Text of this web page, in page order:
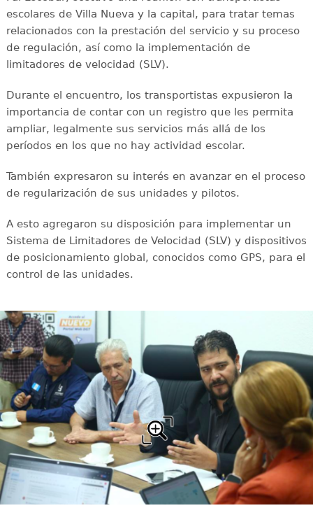
escolares de Villa Nueva y la capital, para tratar temas
relacionados con la prestación del servicio y su proceso
de regulación, así como la implementación de
limitadores de velocidad (SLV).
Durante el encuentro, los transportistas expusieron la
importancia de contar con un registro que les permita
ampliar, legalmente sus servicios más allá de los
períodos en los que no hay actividad escolar.
También expresaron su interés en avanzar en el proceso
de regularización de sus unidades y pilotos.
A esto agregaron su disposición para implementar un
Sistema de Limitadores de Velocidad (SLV) y dispositivos
de posicionamiento global, conocidos como GPS, para el
control de las unidades.